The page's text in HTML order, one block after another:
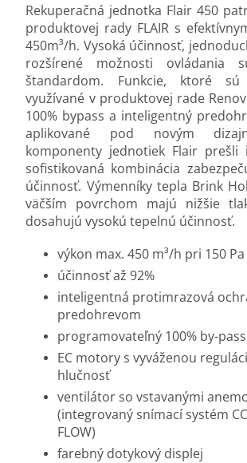
Rekuperačná jednotka Flair 450
produktovej rady FLAIR s
450m³/h. Vysoká účinnosť,
rozšírené možnosti ovládania
štandardom. Funkcie, ktoré sú
využívané v produktovej rade
100% bypass a inteligentný
aplikované pod novým
komponenty jednotiek Flair prešli
sofistikovaná kombinácia
účinnosť. Výmenníky tepla Brink
väčším povrchom majú nižšie
dosahujú vysokú tepelnú účinnosť.
výkon max. 450 m³/h pri 150 Pa
účinnosť až 92%
inteligentná protimrazová
predohrevom
programovateľný 100% by-pass
EC motory s vyváženou
hlučnosť
ventilátor so vstavanými
(integrovaný snímací systém
FLOW)
farebný dotykový displej